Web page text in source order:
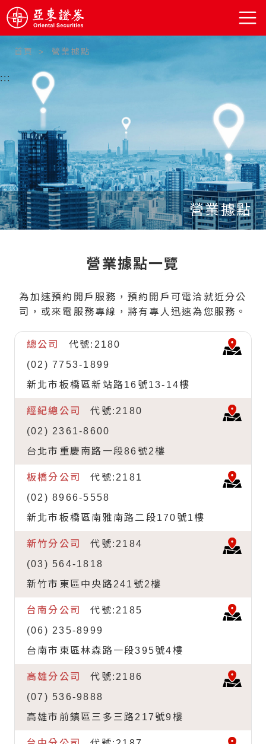
:::
首頁 營業據點
營業據點
營業據點一覽
為加速預約開戶服務，預約開戶可電洽就近分公
司，或來電服務專線，將有專人迅速為您服務。
總公司
2180
(02) 7753-1899
新北市板橋區新站路16號13-14樓
經紀總公司
2180
(02) 2361-8600
台北市重慶南路一段86號2樓
板橋分公司
2181
(02) 8966-5558
新北市板橋區南雅南路二段170號1樓
新竹分公司
2184
(03) 564-1818
新竹市東區中央路241號2樓
台南分公司
2185
(06) 235-8999
台南市東區林森路一段395號4樓
高雄分公司
2186
(07) 536-9888
高雄市前鎮區三多三路217號9樓